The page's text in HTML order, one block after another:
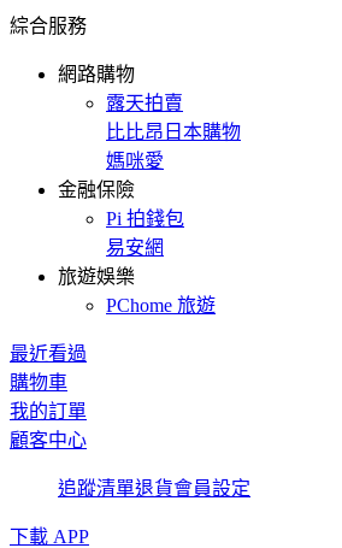
綜合服務
網路購物
露天拍賣
比比昂日本購物
媽咪愛
金融保險
Pi 拍錢包
易安網
旅遊娛樂
PChome 旅遊
最近看過
購物車
我的訂單
顧客中心
追蹤清單退貨會員設定
下載 APP